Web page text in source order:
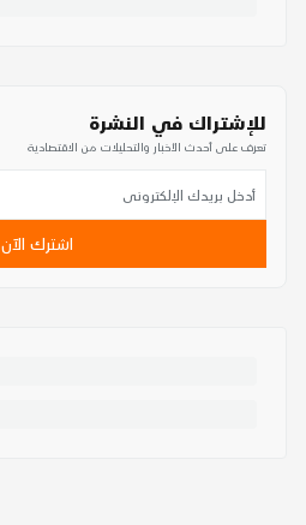
للإشتراك في النشرة
تعرف على أحدث الأخبار والتحليلات من الاقتصادية
اشترك الآن